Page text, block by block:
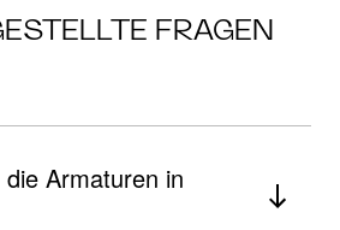
FRAGEN
Armaturen in